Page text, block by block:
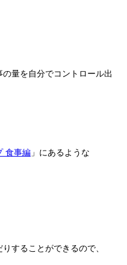
量を自分でコントロール出
食事編」にあるような
することができるので、